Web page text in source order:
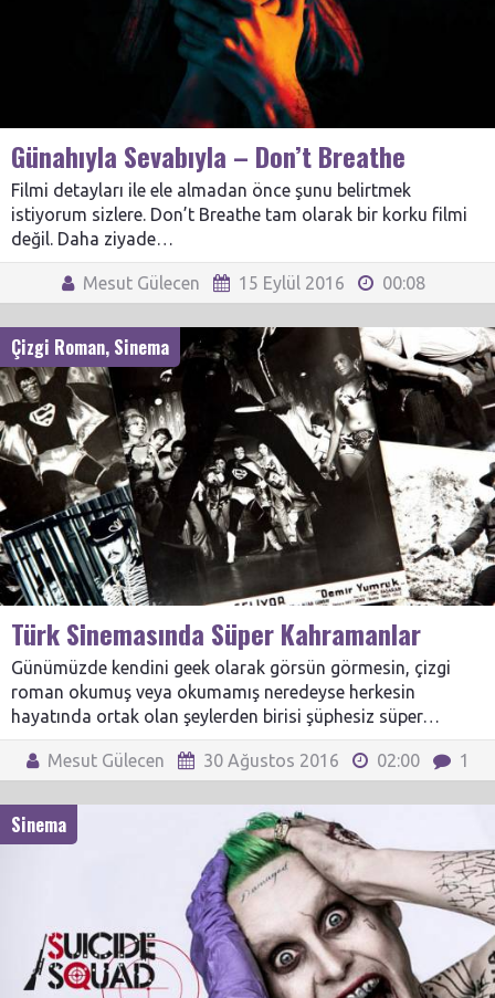
Günahıyla Sevabıyla – Don’t Breathe
Filmi detayları ile ele almadan önce şunu belirtmek
istiyorum sizlere. Don’t Breathe tam olarak bir korku filmi
değil. Daha ziyade…
Mesut Gülecen 15 Eylül 2016 00:08
Çizgi Roman, Sinema
Türk Sinemasında Süper Kahramanlar
Günümüzde kendini geek olarak görsün görmesin, çizgi
roman okumuş veya okumamış neredeyse herkesin
hayatında ortak olan şeylerden birisi şüphesiz süper…
Mesut Gülecen 30 Ağustos 2016 02:00 1
Sinema